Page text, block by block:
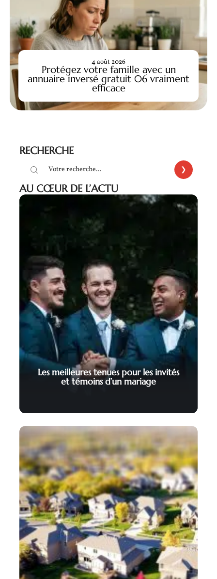
Protégez votre famille avec un
annuaire inversé gratuit 06 vraiment
efficace
4 août 2026
RECHERCHE
AU CŒUR DE L’ACTU
Les meilleures tenues pour les invités
et témoins d’un mariage